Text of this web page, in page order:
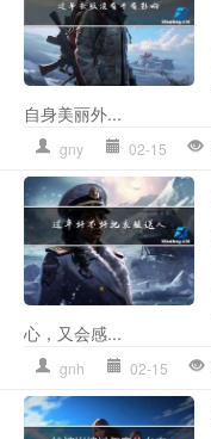
自身美丽外...
gny 02-15
心，又会感...
gnh 02-15